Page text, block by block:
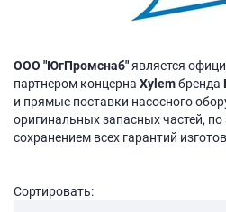
ООО "ЮгПромснаб"является
партнером концерна Xylemбренда
и прямые поставки насосного
оригинальных запасных частей,
сохранением всех гарантий
Сортировать: